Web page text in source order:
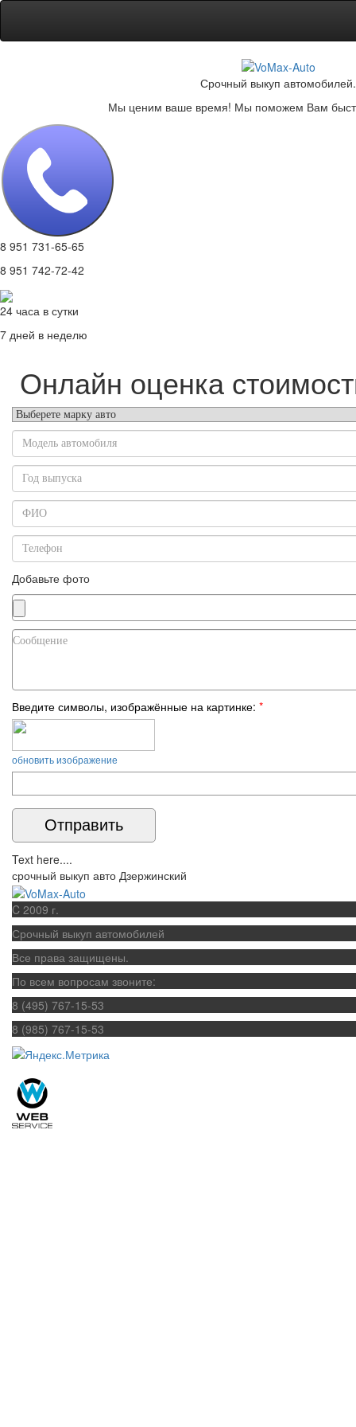
Срочный выкуп автомобилей.
Мы ценим ваше время! Мы поможем Вам
8 951 731-65-65
8 951 742-72-42
24 часа в сутки
7 дней в неделю
Онлайн оценка
Добавьте фото
Введите символы, изображённые на картинке: *
обновить изображение
Text here....
срочный выкуп авто Дзержинский
C 2009 г.
Срочный выкуп автомобилей
Все права защищены.
По всем вопросам звоните:
8 (495) 767-15-53
8 (985) 767-15-53